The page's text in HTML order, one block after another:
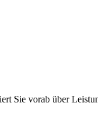
Sie vorab über